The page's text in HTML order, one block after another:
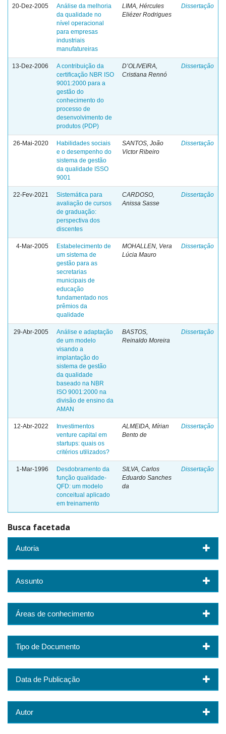
20-Dez-2005
Análise da melhoria
da qualidade no
nível operacional
para empresas
industriais
manufatureiras
LIMA, Hércules
Eliézer Rodrigues
Dissertação
13-Dez-2006
A contribuição da
certificação NBR ISO
9001:2000 para a
gestão do
conhecimento do
processo de
desenvolvimento de
produtos (PDP)
D’OLIVEIRA,
Cristiana Rennó
Dissertação
26-Mai-2020
Habilidades sociais
e o desempenho do
sistema de gestão
da qualidade ISSO
9001
SANTOS, João
Victor Ribeiro
Dissertação
22-Fev-2021
Sistemática para
avaliação de cursos
de graduação:
perspectiva dos
discentes
CARDOSO,
Anissa Sasse
Dissertação
4-Mar-2005
Estabelecimento de
um sistema de
gestão para as
secretarias
municipais de
educação
fundamentado nos
prêmios da
qualidade
MOHALLEN, Vera
Lúcia Mauro
Dissertação
29-Abr-2005
Análise e adaptação
de um modelo
visando a
implantação do
sistema de gestão
da qualidade
baseado na NBR
ISO 9001:2000 na
divisão de ensino da
AMAN
BASTOS,
Reinaldo Moreira
Dissertação
12-Abr-2022
Investimentos
venture capital em
startups: quais os
critérios utilizados?
ALMEIDA, Mírian
Bento de
Dissertação
1-Mar-1996
Desdobramento da
função qualidade-
QFD: um modelo
conceitual aplicado
em treinamento
SILVA, Carlos
Eduardo Sanches
da
Dissertação
Busca facetada
Autoria
Assunto
Áreas de conhecimento
Tipo de Documento
Data de Publicação
Autor